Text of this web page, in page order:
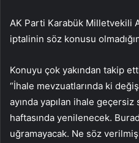
AK Parti Karabük Milletvekili
iptalinin söz konusu
Konuyu çok yakından takip
“İhale mevzuatlarında ki
ayında yapılan ihale geçersiz
haftasında yenilenecek.
uğramayacak. Ne söz